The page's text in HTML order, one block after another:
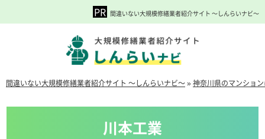
間違いない大規模修繕業者紹介サイト ～しんらいナビ～
間違いない大規模修繕業者紹介サイト ～しんらいナビ～»神奈川県のマンショ
川本工業